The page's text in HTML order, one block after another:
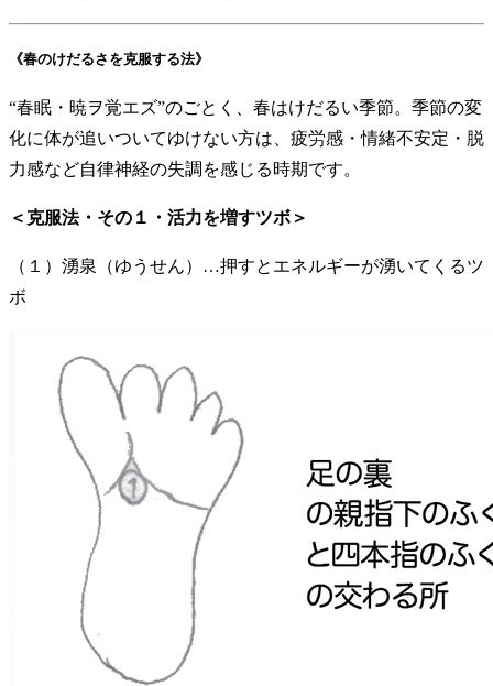
《春のけだるさを克服する法》
“春眠・暁ヲ覚エズ”のごとく、春はけだるい季節。季節の変
化に体が追いついてゆけない方は、疲労感・情緒不安定・脱
力感など自律神経の失調を感じる時期です。
＜克服法・その１・活力を増すツボ＞
（１）湧泉（ゆうせん）…押すとエネルギーが湧いてくるツ
ボ